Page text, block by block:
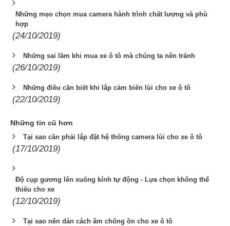
Những mẹo chọn mua camera hành trình chất lượng và phù
hợp
(24/10/2019)
Những sai lầm khi mua xe ô tô mà chúng ta nên tránh
(26/10/2019)
Những điều cần biết khi lắp cảm biến lùi cho xe ô tô
(22/10/2019)
Những tin cũ hơn
Tại sao cần phải lắp đặt hệ thống camera lùi cho xe ô tô
(17/10/2019)
Độ cụp gương lên xuống kính tự động - Lựa chọn không thể
thiếu cho xe
(12/10/2019)
Tại sao nên dán cách âm chống ồn cho xe ô tô